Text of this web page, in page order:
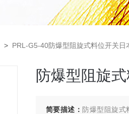
> PRL-G5-40防爆型阻旋式料位开关日
防爆型阻旋
简要描述： 防爆型阻旋